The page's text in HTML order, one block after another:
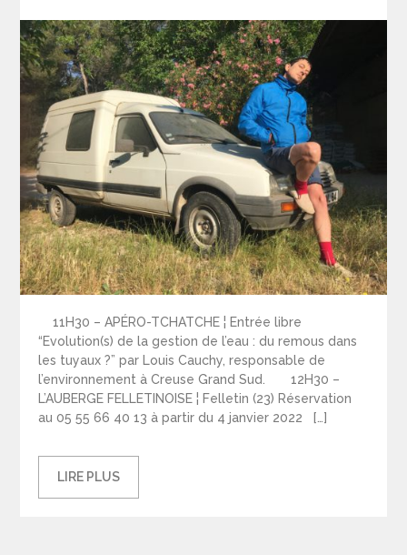
11H30 – APÉRO-TCHATCHE ¦ Entrée libre
“Evolution(s) de la gestion de l’eau : du remous dans
les tuyaux ?” par Louis Cauchy, responsable de
l’environnement à Creuse Grand Sud. 12H30 –
L’AUBERGE FELLETINOISE ¦ Felletin (23) Réservation
au 05 55 66 40 13 à partir du 4 janvier 2022 […]
LIRE PLUS